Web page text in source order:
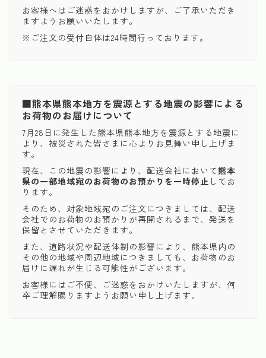
お客様へはご迷惑をおかけしますが、ご了承いただき
ますようお願いいたします。
※ご注文の受付自体は24時間行っております。
■熊本県熊本地方を震源とする地震の影響による
お荷物のお届けについて
7月28日に発生した熊本県熊本地方を震源とする地震に
より、被災された皆さまに心よりお見舞い申し上げま
す。
現在、この地震の影響により、配送会社において熊本
県の一部地域宛のお荷物のお預かりを一時停止 してお
ります。
そのため、対象地域宛のご注文につきましては、配送
会社でのお荷物のお預かりが再開されるまで、発送を
保留とさせていただきます。
また、道路状況や配送体制の影響により、熊本県内の
その他の地域や周辺地域につきましても、お荷物のお
届けに遅れが生じる可能性がございます。
お客様にはご不便、ご迷惑をおかけいたしますが、何
卒ご理解賜りますようお願い申し上げます。